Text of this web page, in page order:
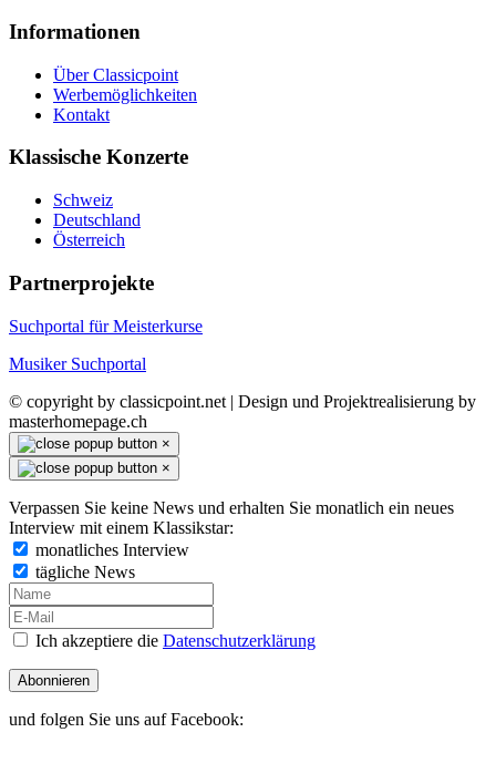
Informationen
Über Classicpoint
Werbemöglichkeiten
Kontakt
Klassische Konzerte
Schweiz
Deutschland
Österreich
Partnerprojekte
Suchportal für Meisterkurse
Musiker Suchportal
© copyright by classicpoint.net | Design und Projektrealisierung by
masterhomepage.ch
×
×
Verpassen Sie keine News und erhalten Sie monatlich ein neues
Interview mit einem Klassikstar:
monatliches Interview
tägliche News
Ich akzeptiere die Datenschutzerklärung
Abonnieren
und folgen Sie uns auf Facebook: